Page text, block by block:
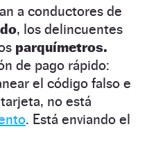
a conductores de
, los delincuentes
parquímetros.
de pago rápido:
el código falso e
no está
. Está enviando el